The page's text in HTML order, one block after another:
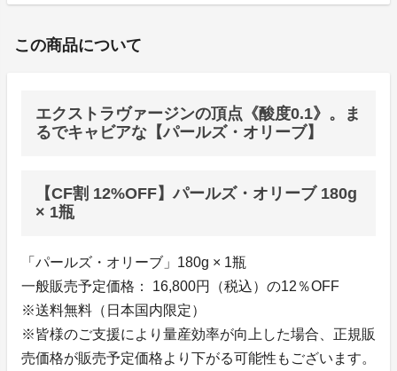
この商品について
エクストラヴァージンの頂点《酸度0.1》。ま
るでキャビアな【パールズ・オリーブ】
【CF割 12%OFF】パールズ・オリーブ 180g
× 1瓶
「パールズ・オリーブ」180g × 1瓶
一般販売予定価格： 16,800円（税込）の12％OFF
※送料無料（日本国内限定）
※皆様のご支援により量産効率が向上した場合、正規販
売価格が販売予定価格より下がる可能性もございます。